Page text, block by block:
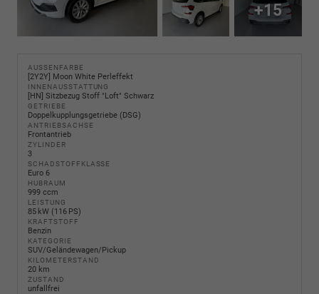
+15
AUSSENFARBE
[2Y2Y] Moon White Perleffekt
INNENAUSSTATTUNG
[HN] Sitzbezug Stoff "Loft" Schwarz
GETRIEBE
Doppelkupplungsgetriebe (DSG)
ANTRIEBSACHSE
Frontantrieb
ZYLINDER
3
SCHADSTOFFKLASSE
Euro 6
HUBRAUM
999 ccm
LEISTUNG
85 kW (116 PS)
KRAFTSTOFF
Benzin
KATEGORIE
SUV/Geländewagen/Pickup
KILOMETERSTAND
20 km
ZUSTAND
unfallfrei